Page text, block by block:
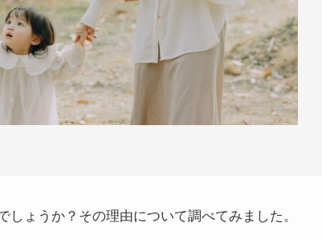
ょうか？その理由について調べてみました。